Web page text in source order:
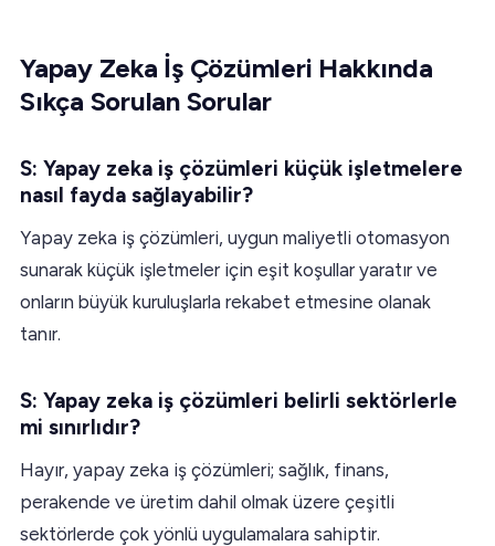
Yapay Zeka İş Çözümleri Hakkında
Sıkça Sorulan Sorular
S: Yapay zeka iş çözümleri küçük işletmelere
nasıl fayda sağlayabilir?
Yapay zeka iş çözümleri, uygun maliyetli otomasyon
sunarak küçük işletmeler için eşit koşullar yaratır ve
onların büyük kuruluşlarla rekabet etmesine olanak
tanır.
S: Yapay zeka iş çözümleri belirli sektörlerle
mi sınırlıdır?
Hayır, yapay zeka iş çözümleri; sağlık, finans,
perakende ve üretim dahil olmak üzere çeşitli
sektörlerde çok yönlü uygulamalara sahiptir.